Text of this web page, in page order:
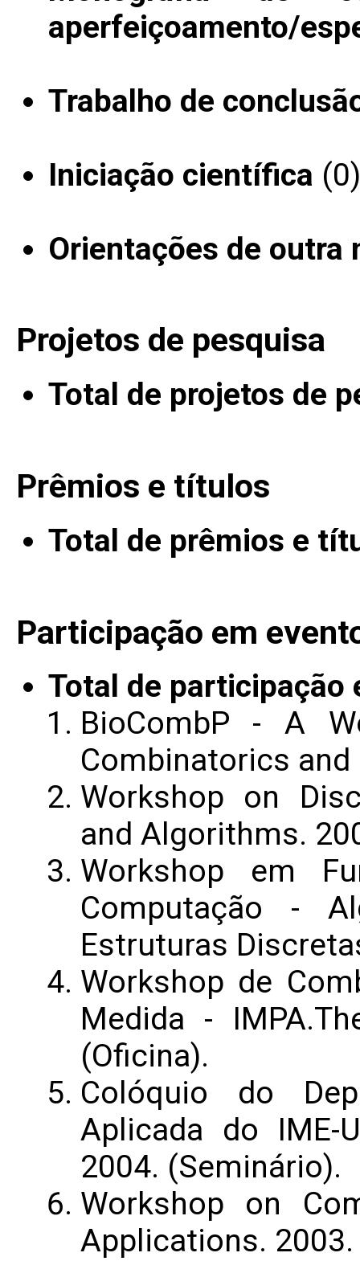
aperfeiçoamento/
Trabalho de
Iniciação científica (0)
Orientações de outra
Projetos de pesquisa
Total de projetos de
Prêmios e títulos
Total de prêmios e
Participação em
Total de participação
BioCombP - A
Combinatorics
Workshop on
and Algorithms.
Workshop em
Computação -
Estruturas
Workshop de
Medida -
(Oficina).
Colóquio do
Aplicada do IME-
2004. (Seminário).
Workshop on
Applications.